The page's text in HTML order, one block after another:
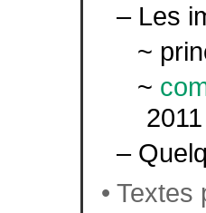
– Les
~
~
2011
–
•